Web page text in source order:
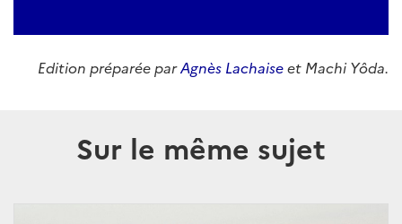
Edition préparée parAgnès Lachaiseet Machi Yôda.
Sur le même sujet